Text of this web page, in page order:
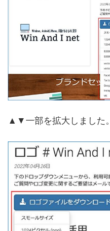
▲▼一部を拡大しました。